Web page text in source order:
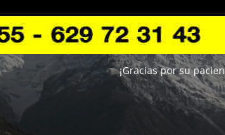
¡Gracias por su